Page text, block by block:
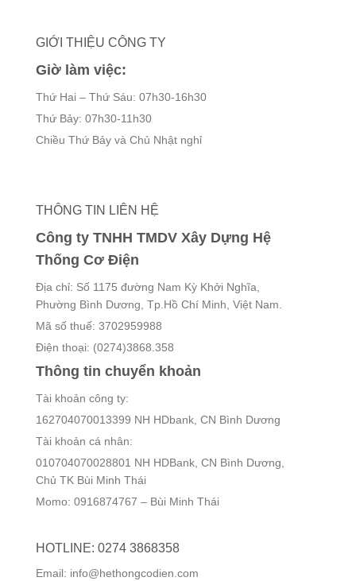
GIỚI THIỆU CÔNG TY
Giờ làm việc:
Thứ Hai – Thứ Sáu: 07h30-16h30
Thứ Bảy: 07h30-11h30
Chiều Thứ Bảy và Chủ Nhật nghỉ
THÔNG TIN LIÊN HỆ
Công ty TNHH TMDV Xây Dựng Hệ
Thống Cơ Điện
Địa chỉ: Số 1175 đường Nam Kỳ Khởi Nghĩa,
Phường Bình Dương, Tp.Hồ Chí Minh, Việt Nam.
Mã số thuế: 3702959988
Điện thoại: (0274)3868.358
Thông tin chuyển khoản
Tài khoản công ty:
162704070013399 NH HDbank, CN Bình Dương
Tài khoản cá nhân:
010704070028801 NH HDBank, CN Bình Dương,
Chủ TK Bùi Minh Thái
Momo: 0916874767 – Bùi Minh Thái
HOTLINE: 0274 3868358
Email: info@hethongcodien.com